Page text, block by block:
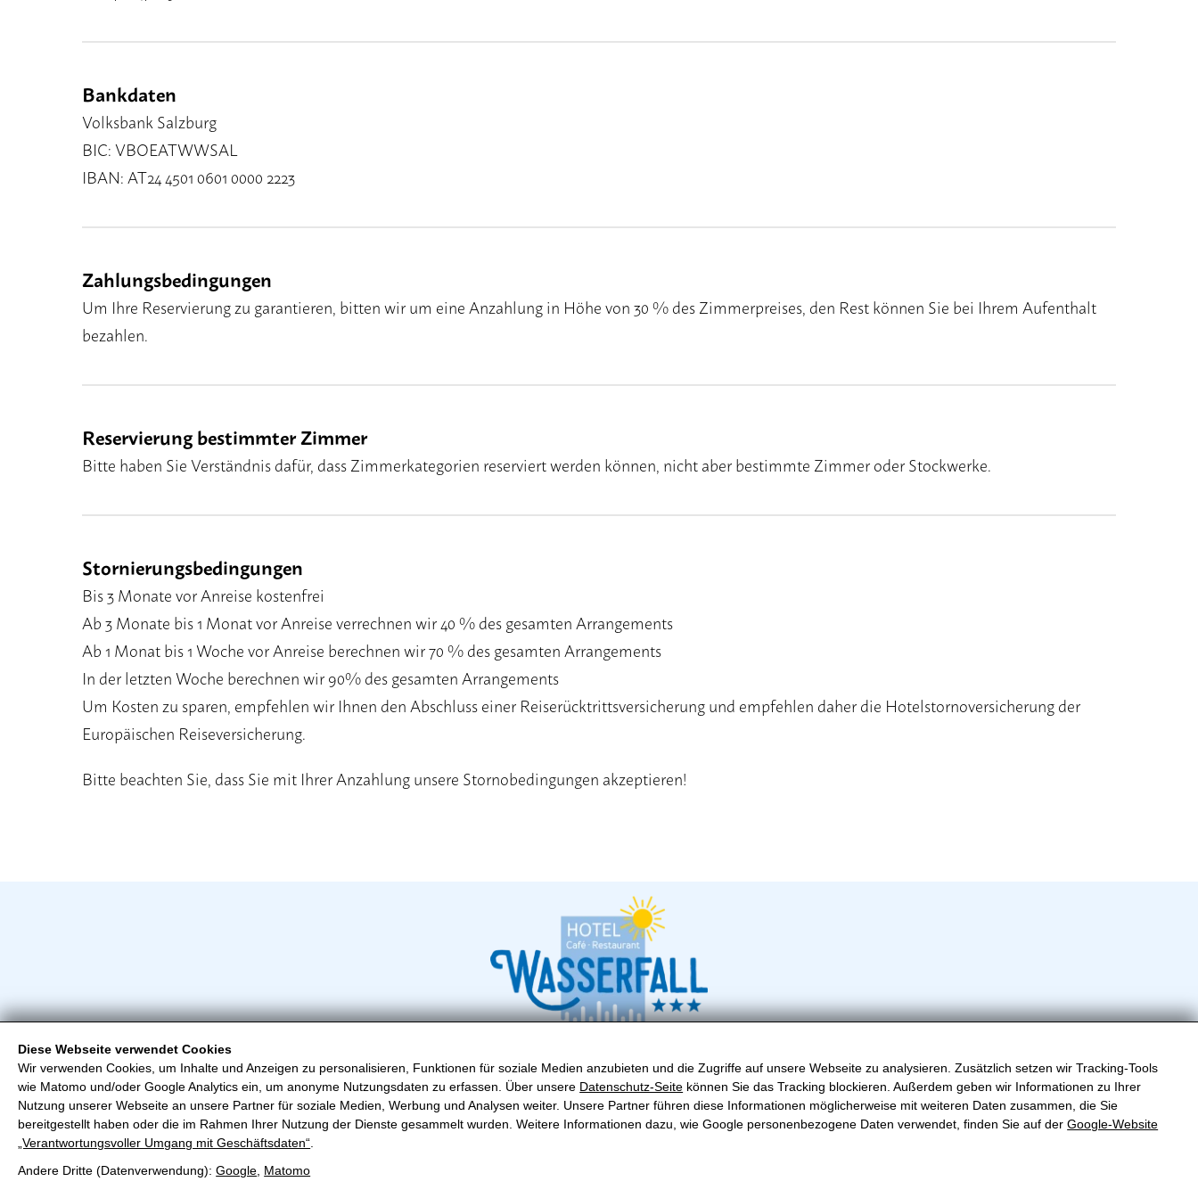
Diese Webseite verwendet Cookies
Wir verwenden Cookies, um Inhalte und Anzeigen zu personalisieren, Funktionen für soziale Medien anzubieten und die Zugriffe auf unsere Webseite zu analysieren. Zusätzlich setzen wir Tracking-Tools
wie Matomo und/oder Google Analytics ein, um anonyme Nutzungsdaten zu erfassen. Über unsere Datenschutz-Seite können Sie das Tracking blockieren. Außerdem geben wir Informationen zu Ihrer
Nutzung unserer Webseite an unsere Partner für soziale Medien, Werbung und Analysen weiter. Unsere Partner führen diese Informationen möglicherweise mit weiteren Daten zusammen, die Sie
bereitgestellt haben oder die im Rahmen Ihrer Nutzung der Dienste gesammelt wurden. Weitere Informationen dazu, wie Google personenbezogene Daten verwendet, finden Sie auf derGoogle‑Website
„Verantwortungsvoller Umgang mit Geschäftsdaten“
Andere Dritte (Datenverwendung):Google Matomo
Bankdaten
Volksbank Salzburg
BIC: VBOEATWWSAL
IBAN: AT24 4501 0601 0000 2223
Zahlungsbedingungen
Um Ihre Reservierung zu garantieren, bitten wir um eine Anzahlung in Höhe von 30 % des Zimmerpreises, den Rest können Sie bei Ihrem Aufenthalt
bezahlen.
Reservierung bestimmter Zimmer
Bitte haben Sie Verständnis dafür, dass Zimmerkategorien reserviert werden können, nicht aber bestimmte Zimmer oder Stockwerke.
Stornierungsbedingungen
Bis 3 Monate vor Anreise kostenfrei
Ab 3 Monate bis 1 Monat vor Anreise verrechnen wir 40 % des gesamten Arrangements
Ab 1 Monat bis 1 Woche vor Anreise berechnen wir 70 % des gesamten Arrangements
In der letzten Woche berechnen wir 90% des gesamten Arrangements
Um Kosten zu sparen, empfehlen wir Ihnen den Abschluss einer Reiserücktrittsversicherung und empfehlen daher die Hotelstornoversicherung der
Europäischen Reiseversicherung.
Bitte beachten Sie, dass Sie mit Ihrer Anzahlung unsere Stornobedingungen akzeptieren!
Hotel Wasserfall
Familie Hollaus
Zeller Fusch 119, A-5672 Fusch
+43 (0) 6546 249
fusch@hotel-wasserfall.at